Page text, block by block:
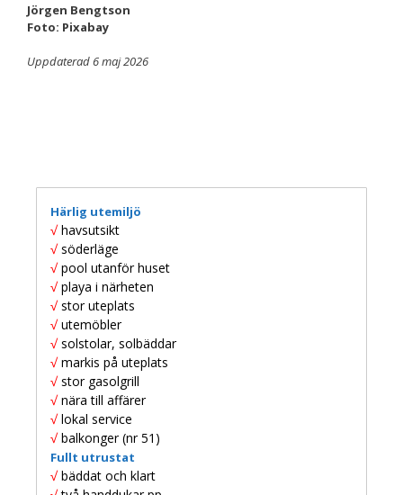
Jörgen Bengtson
Foto: Pixabay
Uppdaterad 6 maj 2026
Härlig utemiljö
√ havsutsikt
√ söderläge
√ pool utanför huset
√ playa i närheten
√ stor uteplats
√ utemöbler
√ solstolar, solbäddar
√ markis på uteplats
√ stor gasolgrill
√ nära till affärer
√ lokal service
√ balkonger (nr 51)
Fullt utrustat
√ bäddat och klart